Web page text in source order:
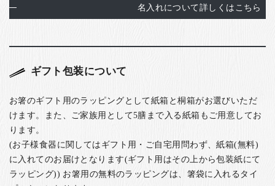
名入れについて詳しくはこちら
ギフト包装について
お箸のギフト用のラッピングとして紙箱と桐箱がお選びいただ
けます。また、ご家族用として5膳まで入る紙箱もご用意してお
ります。
(お子様食器に関してはギフト用・ご自宅用問わず、紙箱(無料)
に入れてのお届けとなります(ギフト用はその上から包装紙にて
ラッピング)) お箸用の無料のラッピングは、箸袋に入れるタイ